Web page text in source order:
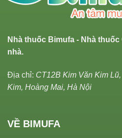
Nhà thuốc Bimufa - Nhà
nhà.
Địa chỉ: CT12B Kim Văn Kim
Kim, Hoàng Mai, Hà Nội
VỀ BIMUFA